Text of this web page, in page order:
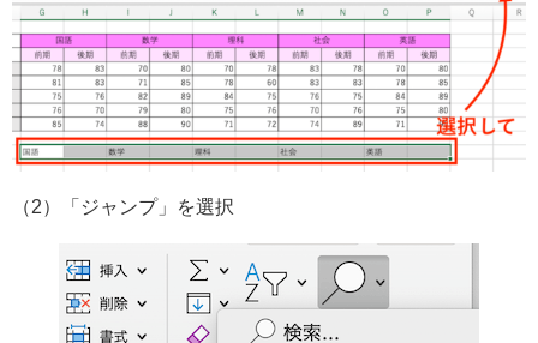
（2）「ジャンプ」を選択